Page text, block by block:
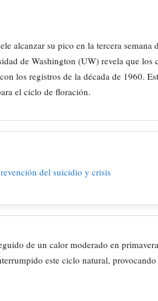
alcanzar su pico en la tercera semana
de Washington (UW) revela que los
los registros de la década de 1960.
el ciclo de floración.
de un calor moderado en
este ciclo natural, provocando